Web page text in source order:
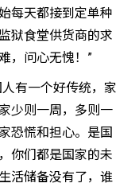
每天都接到定单种
狱食堂供货商的求
，问心无愧！”
有一个好传统，家
少则一周，多则一
恐慌和担心。是国
你们都是国家的未
活储备没有了，谁